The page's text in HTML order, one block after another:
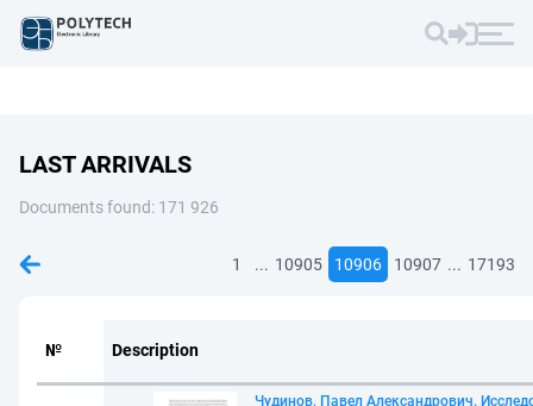
LAST ARRIVALS
Documents found: 171 926
1 ... 10905 10906 10907 ... 17193
№ Description
Чудинов, Павел Александрович.